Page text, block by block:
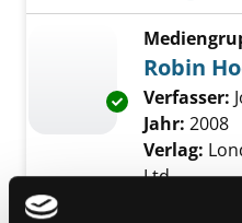
Exemplar-
Robin
Verfasser:
Jahr: 2008
Verlag:
Ltd.